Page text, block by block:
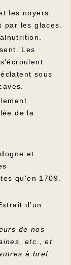
les noyers.
par les glaces.
Les
sous
de la
et
qu'en 1709.
d'un
de nos
etc., et
à bref